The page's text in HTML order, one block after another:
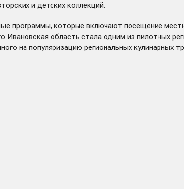
и детских коллекций.
программы, которые включают посещение
Ивановская область стала одним из пилотных
на популяризацию региональных